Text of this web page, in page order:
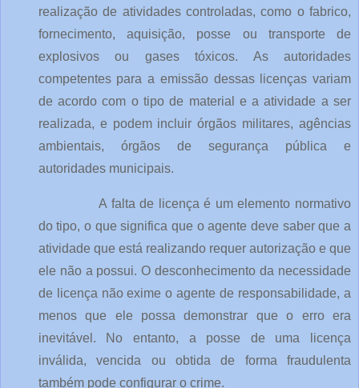
realização de atividades controladas, como o fabrico,
fornecimento, aquisição, posse ou transporte de
explosivos ou gases tóxicos. As autoridades
competentes para a emissão dessas licenças variam
de acordo com o tipo de material e a atividade a ser
realizada, e podem incluir órgãos militares, agências
ambientais, órgãos de segurança pública e
autoridades municipais.
A falta de licença é um elemento normativo
do tipo, o que significa que o agente deve saber que a
atividade que está realizando requer autorização e que
ele não a possui. O desconhecimento da necessidade
de licença não exime o agente de responsabilidade, a
menos que ele possa demonstrar que o erro era
inevitável. No entanto, a posse de uma licença
inválida, vencida ou obtida de forma fraudulenta
também pode configurar o crime.